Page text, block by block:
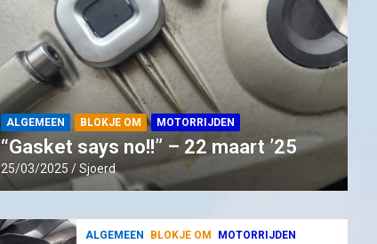
ALGEMEEN BLOKJE OM MOTORRIJDEN
“Gasket says no!!” – 22 maart ’25
25/03/2025 Sjoerd
ALGEMEEN BLOKJE OM MOTORRIJDEN